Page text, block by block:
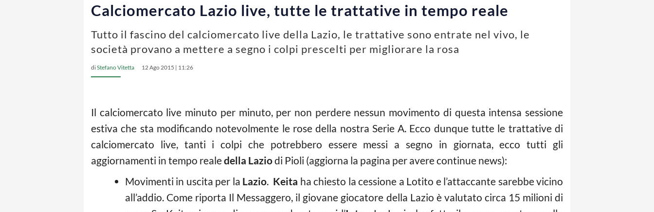
Calciomercato Lazio live, tutte le trattative in tempo reale
Tutto il fascino del calciomercato live della Lazio, le trattative sono entrate nel vivo, le
società provano a mettere a segno i colpi prescelti per migliorare la rosa
diStefano Vitetta 12 Ago 2015 | 11:26
Il calciomercato live minuto per minuto, per non perdere nessun movimento di questa intensa sessione
estiva che sta modificando notevolmente le rose della nostra Serie A. Ecco dunque tutte le trattative di
calciomercato live, tanti i colpi che potrebbero essere messi a segno in giornata, ecco tutti gli
aggiornamenti in tempo realedella Laziodi Pioli (aggiorna la pagina per avere continue news):
Movimenti in uscita per la Lazio. Keita ha chiesto la cessione a Lotito e l’attaccante sarebbe vicino
all’addio. Come riporta Il Messaggero, il giovane giocatore della Lazio è valutato circa 15 milioni di